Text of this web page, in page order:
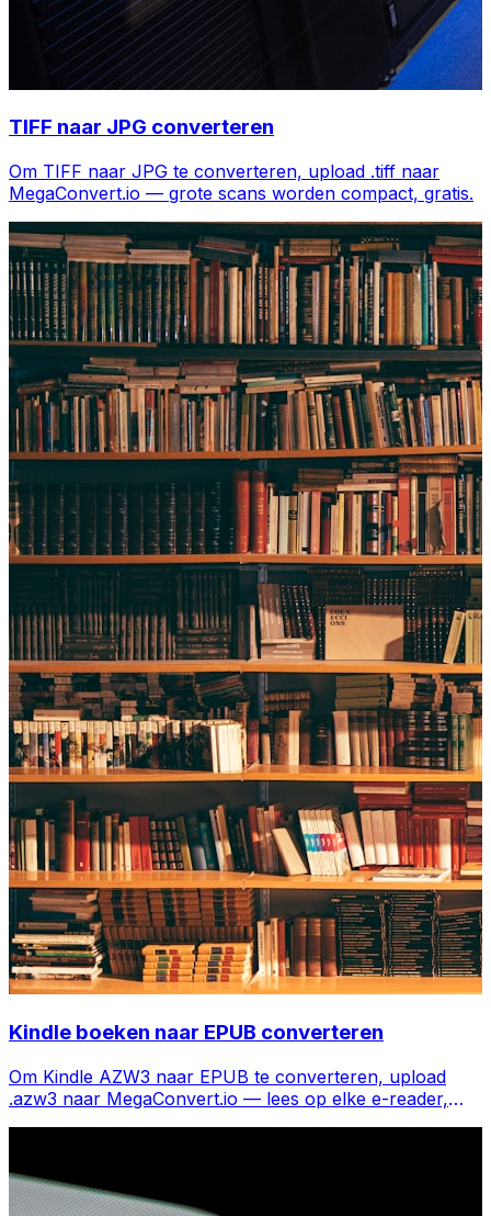
TIFF naar JPG converteren
Om TIFF naar JPG te converteren, upload .tiff naar
MegaConvert.io — grote scans worden compact, gratis.
Kindle boeken naar EPUB converteren
Om Kindle AZW3 naar EPUB te converteren, upload
.azw3 naar MegaConvert.io — lees op elke e-reader,